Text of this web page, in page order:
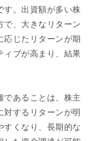
す。出資額が多い株
で、大きなリターン
応じたリターンが期
ィブが高まり、結果
であることは、株主
対するリターンが明
すくなり、長期的な